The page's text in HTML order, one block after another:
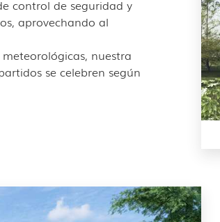
control de seguridad y
aprovechando al
nuestra
se celebren según